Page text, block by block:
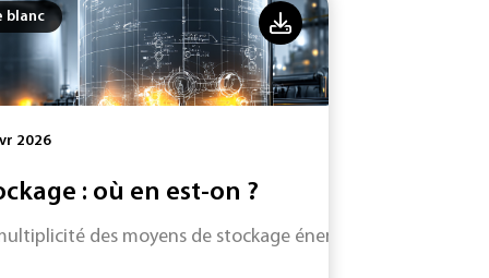
blanc
2026
: où en est-on ?
des moyens de stockage énergétique se